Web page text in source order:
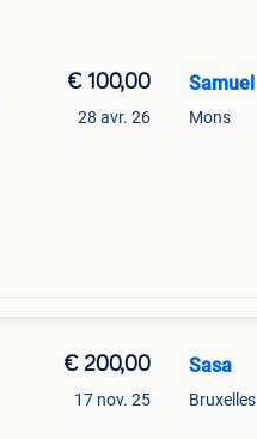
€ 100,00
28 avr. 26
Samuel
Mons
€ 200,00
17 nov. 25
Sasa
Bruxelles